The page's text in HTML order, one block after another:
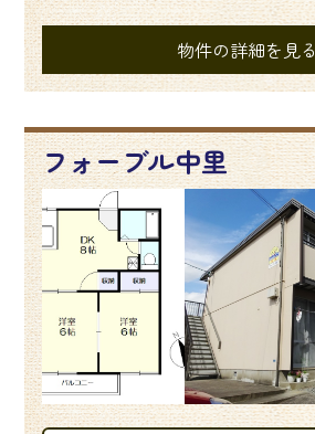
物件の詳細を見る
フォーブル中里